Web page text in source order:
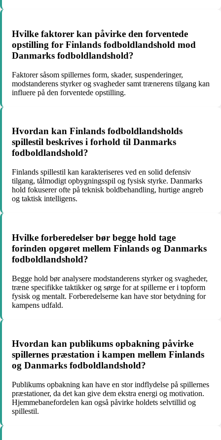
Hvilke faktorer kan påvirke den forventede
opstilling for Finlands fodboldlandshold mod
Danmarks fodboldlandshold?
Faktorer såsom spillernes form, skader, suspenderinger,
modstanderens styrker og svagheder samt trænerens tilgang kan
influere på den forventede opstilling.
Hvordan kan Finlands fodboldlandsholds
spillestil beskrives i forhold til Danmarks
fodboldlandshold?
Finlands spillestil kan karakteriseres ved en solid defensiv
tilgang, tålmodigt opbygningsspil og fysisk styrke. Danmarks
hold fokuserer ofte på teknisk boldbehandling, hurtige angreb
og taktisk intelligens.
Hvilke forberedelser bør begge hold tage
forinden opgøret mellem Finlands og Danmarks
fodboldlandshold?
Begge hold bør analysere modstanderens styrker og svagheder,
træne specifikke taktikker og sørge for at spillerne er i topform
fysisk og mentalt. Forberedelserne kan have stor betydning for
kampens udfald.
Hvordan kan publikums opbakning påvirke
spillernes præstation i kampen mellem Finlands
og Danmarks fodboldlandshold?
Publikums opbakning kan have en stor indflydelse på spillernes
præstationer, da det kan give dem ekstra energi og motivation.
Hjemmebanefordelen kan også påvirke holdets selvtillid og
spillestil.